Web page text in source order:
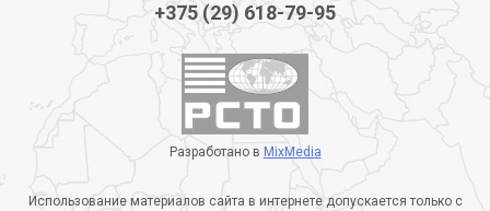
+375 (29) 618-79-95
Разработано в MixMedia
Использование материалов сайта в интернете допускается только с